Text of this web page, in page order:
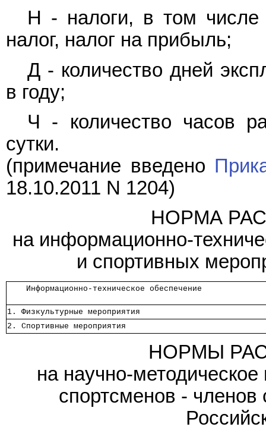
Н - налоги, в том числе
налог, налог на прибыль;
Д - количество дней
в году;
Ч - количество часов
сутки.
(примечание введено
18.10.2011 N 1204)
НОРМА
на информационно-
и спортивных
    Информационно-техническое обеспечение
1. Физкультурные мероприятия
2. Спортивные мероприятия
НОРМЫ
на научно-
спортсменов -